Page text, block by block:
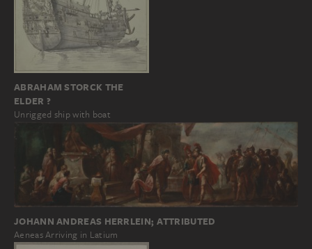
ABRAHAM STORCK THE
ELDER ?
Unrigged ship with boat
JOHANN ANDREAS HERRLEIN; ATTRIBUTED
Aeneas Arriving in Latium